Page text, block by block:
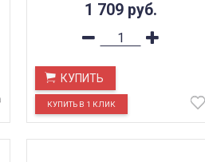
1 709 руб.
КУПИТЬ